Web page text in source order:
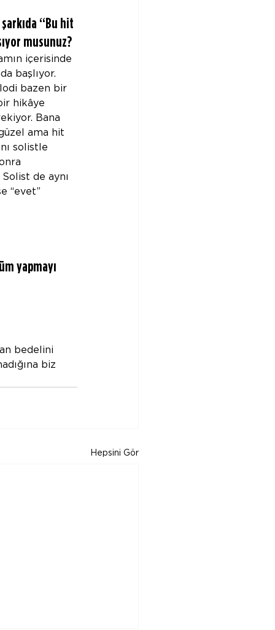
şarkıda “Bu hit
musunuz?
içerisinde
başlıyor.
bazen bir
hikâye
Bana
ama hit
solistle
de aynı
“evet”
yapmayı
bedelini
biz
Hepsini Gör